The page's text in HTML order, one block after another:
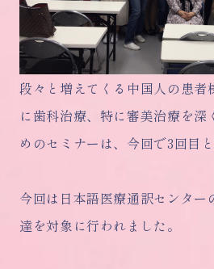
段々と増えてくる中国人の患者
に歯科治療、特に審美治療を深
めのセミナーは、今回で3回目
今回は日本語医療通訳センター
達を対象に行われました。